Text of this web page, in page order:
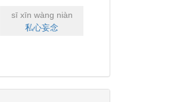
sī xīn wàng niàn
私心妄念